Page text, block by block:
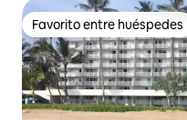
Favorito entre huéspedes
Favorito entre huéspedes